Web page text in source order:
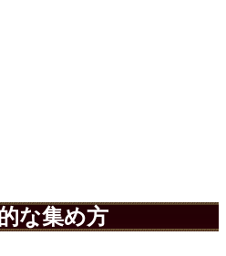
な集め方